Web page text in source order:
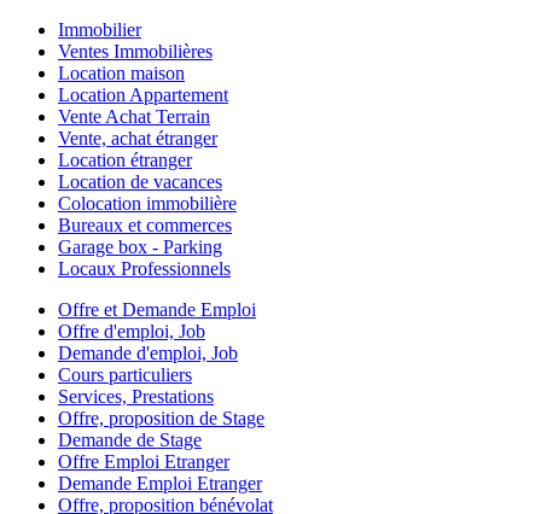
Immobilier
Ventes Immobilières
Location maison
Location Appartement
Vente Achat Terrain
Vente, achat étranger
Location étranger
Location de vacances
Colocation immobilière
Bureaux et commerces
Garage box - Parking
Locaux Professionnels
Offre et Demande Emploi
Offre d'emploi, Job
Demande d'emploi, Job
Cours particuliers
Services, Prestations
Offre, proposition de Stage
Demande de Stage
Offre Emploi Etranger
Demande Emploi Etranger
Offre, proposition bénévolat